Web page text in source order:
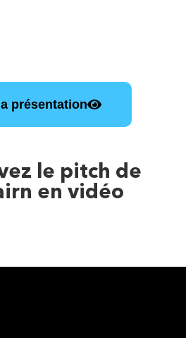
présentation
le pitch de
en vidéo